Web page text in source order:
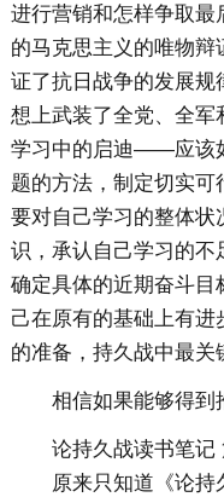
进行营销和怎样争取最
的马克思主义的唯物
证了抗日战争的发展规
想上武装了全党、全军
学习中的启迪——应该
题的方法，制定切实
要对自己学习的整体状
识，承认自己学习的不
确定具体的近期奋斗目
己在原有的基础上有
的准备，持久战中最关
相信如果能够得到
论持久战读书笔记
原来只知道《论